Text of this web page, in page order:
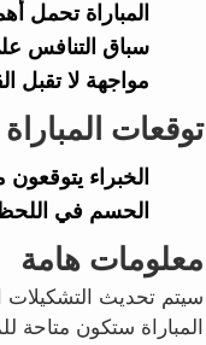
المباراة تحمل
سباق التنافس
مواجهة لا تقبل
توقعات المباراة
الخبراء يتوقعون
الحسم في
معلومات هامة
سيتم تحديث التشكيلات
المباراة ستكون متاحة